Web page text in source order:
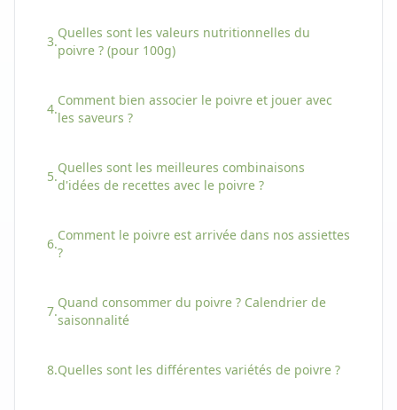
3.
Quelles sont les valeurs nutritionnelles du
poivre ? (pour 100g)
4.
Comment bien associer le poivre et jouer avec
les saveurs ?
5.
Quelles sont les meilleures combinaisons
d'idées de recettes avec le poivre ?
6.
Comment le poivre est arrivée dans nos assiettes
?
7.
Quand consommer du poivre ? Calendrier de
saisonnalité
8.Quelles sont les différentes variétés de poivre ?